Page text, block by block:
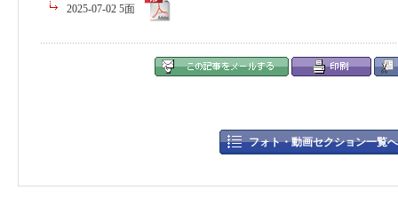
2025-07-02 5面
フォト・動画セクション一覧へ